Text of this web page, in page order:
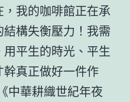
我的咖啡館正在承
構失衡壓力！我需
平生的時光、平生
真正做好一件作
中華耕織世紀年夜